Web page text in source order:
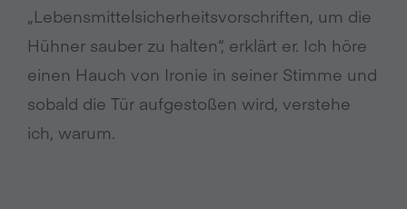
„Lebensmittelsicherheitsvorschriften, um die
Hühner sauber zu halten“, erklärt er. Ich höre
einen Hauch von Ironie in seiner Stimme und
sobald die Tür aufgestoßen wird, verstehe
ich, warum.